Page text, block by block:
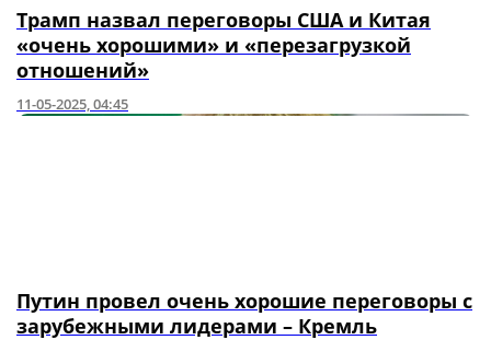
Трамп назвал переговоры США и Китая
«очень хорошими» и «перезагрузкой
отношений»
11-05-2025, 04:45
Путин провел очень хорошие переговоры с
зарубежными лидерами – Кремль